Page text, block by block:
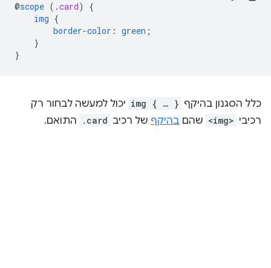
@scope ( .card)
{
img {
border-color : green ;
}
}
כלל הסגנון בהיקף img { … } יכול למעשה לבחור רק
רכיבי <img> שהם בהיקף של רכיב .card התואם.